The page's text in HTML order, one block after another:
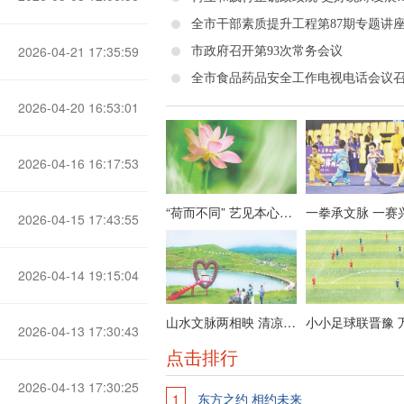
2026-04-21 17:35:59
2026-04-20 16:53:01
2026-04-16 16:17:53
2026-04-15 17:43:55
2026-04-14 19:15:04
2026-04-13 17:30:43
2026-04-13 17:30:25
市政府召开第93次常务会议
全市食品药品安全工作电视电话会议
“荷而不同” 艺见本心——栗维亚艺术作品展节选
山水文脉两相映 清凉晋城迎客来
点击排行
1
东方之约 相约未来